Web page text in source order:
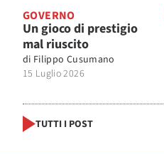
GOVERNO
Un gioco di prestigio
mal riuscito
di Filippo Cusumano
15 Luglio 2026
TUTTI I POST